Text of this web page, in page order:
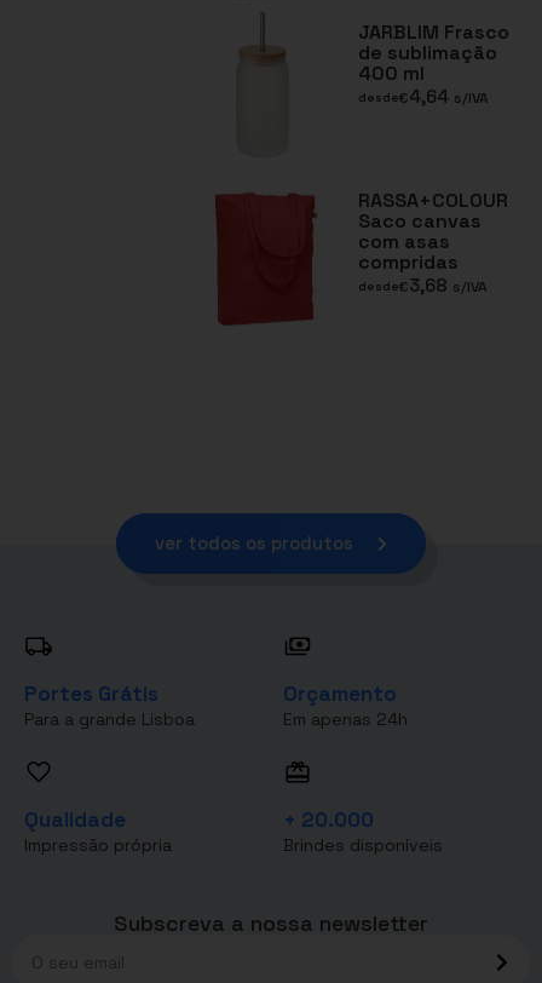
JARBLIM Frasco
de sublimação
400 ml
desde€4,64 s/IVA
RASSA+COLOUR
Saco canvas
com asas
compridas
desde€3,68 s/IVA
ver todos os produtos
Portes Grátis
Para a grande Lisboa
Orçamento
Em apenas 24h
Qualidade
Impressão própria
+ 20.000
Brindes disponíveis
Subscreva a nossa newsletter